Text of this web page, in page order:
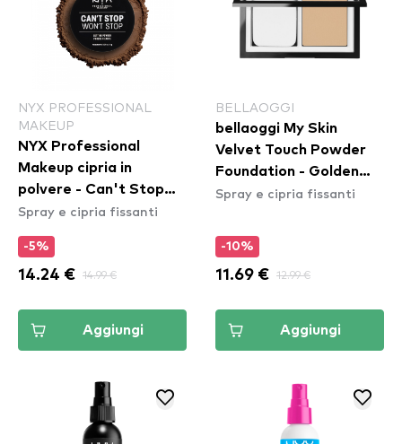
NYX PROFESSIONAL
MAKEUP
NYX Professional
Makeup cipria in
polvere - Can't Stop
Won't Stop Setting
Spray e cipria fissanti
-5%
14.24 € 14.99 €
Aggiungi
BELLAOGGI
bellaoggi My Skin
Velvet Touch Powder
Foundation - Golden
Beige
Spray e cipria fissanti
-10%
11.69 € 12.99 €
Aggiungi